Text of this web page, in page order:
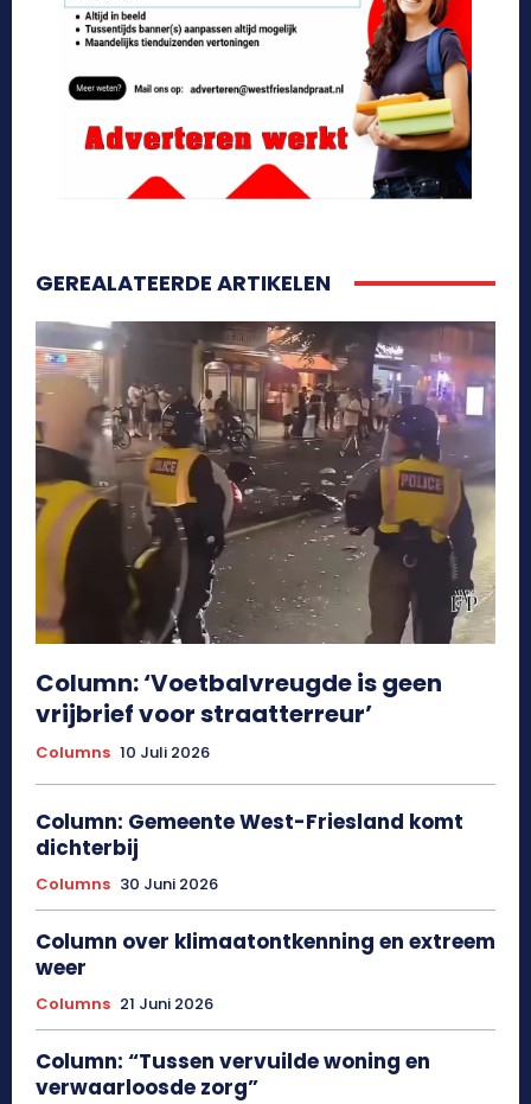
GEREALATEERDE ARTIKELEN
Column: ‘Voetbalvreugde is geen
vrijbrief voor straatterreur’
Columns 10 Juli 2026
Column: Gemeente West-Friesland komt
dichterbij
Columns 30 Juni 2026
Column over klimaatontkenning en extreem
weer
Columns 21 Juni 2026
Column: “Tussen vervuilde woning en
verwaarloosde zorg”